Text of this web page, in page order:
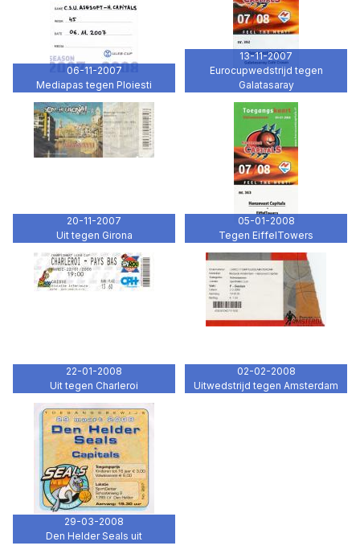
06-11-2007
Mediapas tegen Ploiesti
13-11-2007
Eurocupwedstrijd tegen
Galatasaray
20-11-2007
Uit tegen Girona
05-01-2008
Tegen EiffelTowers
22-01-2008
Uit tegen Charleroi
02-02-2008
Uitwedstrijd tegen Amsterdam
29-03-2008
Den Helder Seals uit